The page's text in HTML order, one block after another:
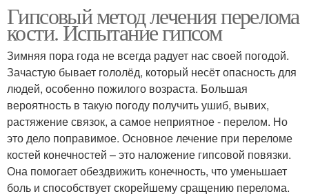
Гипсовый метод лечения перелома
кости. Испытание гипсом
Зимняя пора года не всегда радует нас своей погодой.
Зачастую бывает гололёд, который несёт опасность для
людей, особенно пожилого возраста. Большая
вероятность в такую погоду получить ушиб, вывих,
растяжение связок, а самое неприятное - перелом. Но
это дело поправимое. Основное лечение при переломе
костей конечностей – это наложение гипсовой повязки.
Она помогает обездвижить конечность, что уменьшает
боль и способствует скорейшему сращению перелома.